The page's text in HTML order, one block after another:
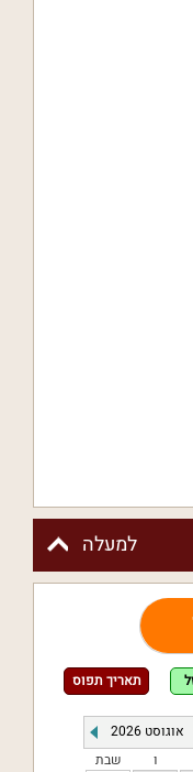
למעלה
תאריך תפוס
אוגוסט 2026
ו שבת